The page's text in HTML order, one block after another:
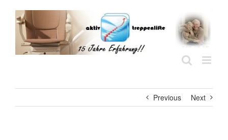
content
Previous Next